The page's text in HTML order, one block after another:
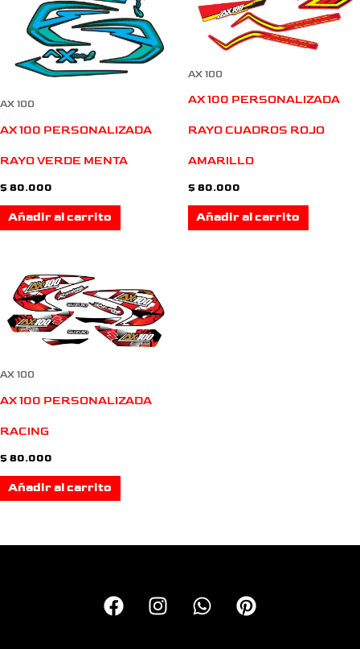
AX 100
AX 100 PERSONALIZADA
RAYO VERDE MENTA
$ 80.000
Añadir al carrito
AX 100
AX 100 PERSONALIZADA
RAYO CUADROS ROJO
AMARILLO
$ 80.000
Añadir al carrito
AX 100
AX 100 PERSONALIZADA
RACING
$ 80.000
Añadir al carrito